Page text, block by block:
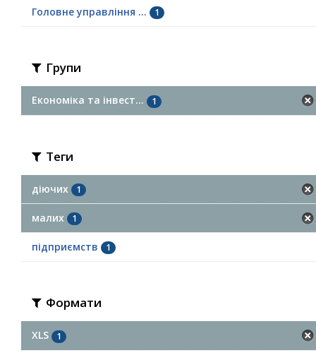
Головне управління ... 1
Групи
Економіка та інвест... 1
Теги
діючих 1
малих 1
підприємств 1
Формати
XLS 1